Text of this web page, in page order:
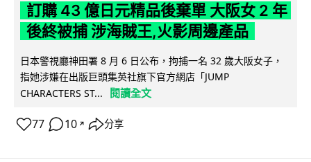
訂購 43 億日元精品後棄單 大阪女 2 年
後終被捕 涉海賊王,火影周邊產品
日本警視廳神田署 8 月 6 日公布，拘捕一名 32 歲大阪女子，
指她涉嫌在出版巨頭集英社旗下官方網店「JUMP
CHARACTERS ST...
閱讀全文
77 10 ↗ 分享